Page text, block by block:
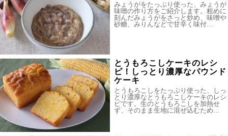
みょうがをたっぷり使った、みょうが
味噌の作り方をご紹介します。粗めに
刻んだみょうがをさっと炒め、味噌や
砂糖、みりんなどで甘辛く味付…
とうもろこしケーキのレシ
ピ！しっとり濃厚なパウンド
ケーキ
とうもろこしをたっぷり使った、しっ
とり濃厚なとうもろこしケーキのレシ
ピです。生のとうもろこしを加熱せ
ず、そのまま生地に混ぜ込むため…